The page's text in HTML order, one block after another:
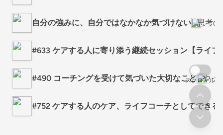
自分の強みに、自分ではなかなか気づけない 思考の
#633 ケアする人に寄り添う継続セッション【ライフ
#490 コーチングを受けて気づいた大切なこと やっ
#752 ケアする人のケア、ライフコーチとしてできる
スクロール